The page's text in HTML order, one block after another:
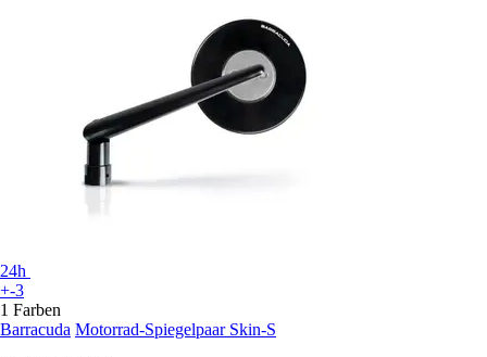
24h
+-3
1 Farben
Barracuda Motorrad-Spiegelpaar Skin-S